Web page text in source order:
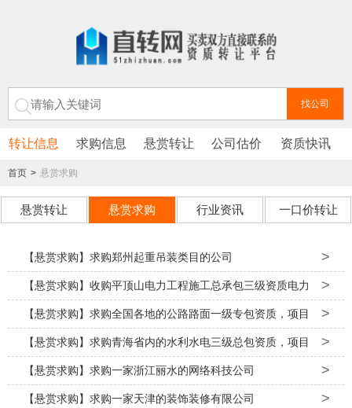
转让信息 求购信息 悬赏转让 公司估价 资质快讯
首页 > 悬赏求购
悬赏转让 悬赏求购 行业资讯 一口价转让
【悬赏求购】求购郑州起重吊装类目的公司 >
【悬赏求购】收购平顶山电力工程施工总承包三级资质电力
三带安许
>
【悬赏求购】求购全国各地的公路路面一级专包资质，项目
急需，速度成交
>
【悬赏求购】求购青海省内的水利水电三级总包资质，项目
急需，速度要快
>
【悬赏求购】求购一家浙江丽水的网络科技公司 >
【悬赏求购】求购一家天津的装饰装修有限公司 >